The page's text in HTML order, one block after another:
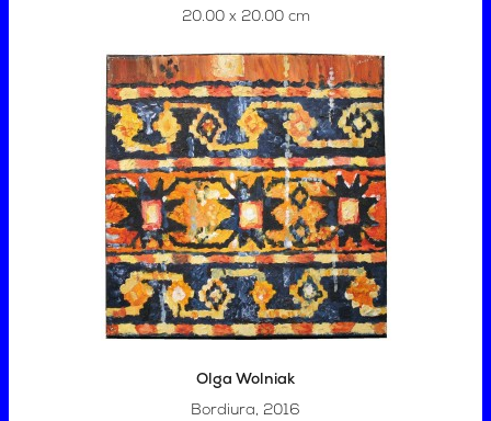
20.00 x 20.00 cm
Olga Wolniak
Bordiura, 2016